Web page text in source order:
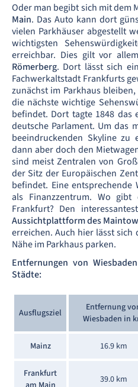
Oder man begibt sich mit dem
Main. Das Auto kann dort
vielen Parkhäuser abgestellt
wichtigsten
erreichbar. Dies gilt vor
Römerberg. Dort lässt sich
Fachwerkaltstadt Frankfurts
zunächst im Parkhaus
die nächste wichtige
befindet. Dort tagte 1848 das
deutsche Parlament. Um das
beeindruckenden Skyline zu
dann aber doch den
sind meist Zentralen von
der Sitz der Europäischen
befindet. Eine
als Finanzzentrum. Wo
Frankfurt? Den
Aussichtplattform des
erreichen. Auch hier lässt
Nähe im Parkhaus parken.
Entfernungen von
Städte:
Ausflugsziel
Entfernung
Wiesbaden in
Mainz 16.9 km
Frankfurt
39.0 km